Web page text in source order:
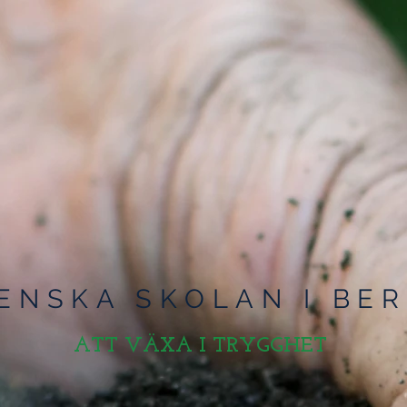
SKOLAN I
ATT VÄXA I TRYGGHET